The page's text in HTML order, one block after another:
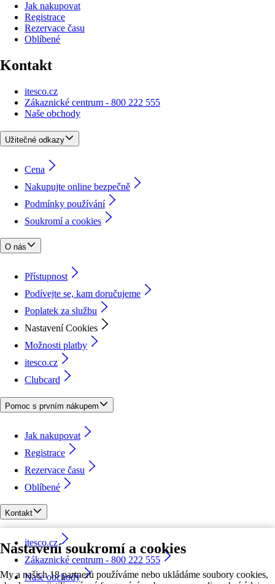
Nastavení soukromí a cookies
My a našich 18 partnerů používáme nebo ukládáme soubory cookies,
Jak nakupovat
Registrace
Rezervace času
Oblíbené
Kontakt
itesco.cz
Zákaznické centrum - 800 222 555
Naše obchody
Užitečné odkazy
Cena
Nakupujte online bezpečně
Podmínky používání
Soukromí a cookies
O nás
Přístupnost
Podívejte se, kam doručujeme
Poplatek za službu
Nastavení Cookies
Možnosti platby
itesco.cz
Clubcard
Pomoc s prvním nákupem
Jak nakupovat
Registrace
Rezervace času
Oblíbené
Kontakt
itesco.cz
Zákaznické centrum - 800 222 555
Naše obchody